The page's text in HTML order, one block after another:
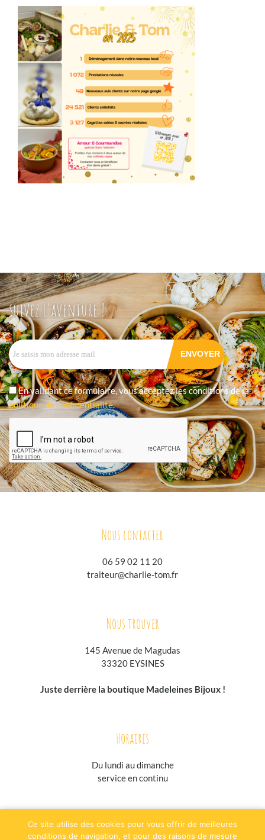
suivez l'aventure !
En validant ce formulaire, vous acceptez les conditions de la
politique de confidentialité.
Nous contacter
06 59 02 11 20
traiteur@charlie-tom.fr
Nous trouver
145 Avenue de Magudas
33320 EYSINES
Juste derrière la boutique Madeleines Bijoux !
Horaires
Du lundi audimanche
service en continu
evenementielpourtous.com
Ce site utilise des cookies pour vous offrir de meilleures
conditions de navigation, et pour des raisons de mesure